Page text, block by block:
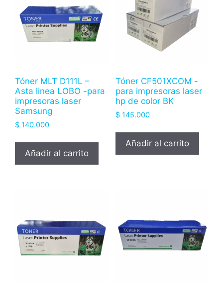
Tóner MLT D111L –
Asta linea LOBO -para
impresoras laser
Samsung
$ 140.000
Añadir al carrito
Tóner CF501XCOM -
para impresoras laser
hp de color BK
$145.000
Añadir al carrito